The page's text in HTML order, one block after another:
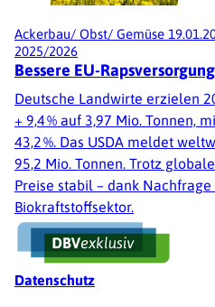
Ackerbau/ Obst/ Gemüse
2025/2026
Bessere EU-
Deutsche Landwirte erzielen
+ 9,4 % auf 3,97 Mio. Tonnen,
43,2 %. Das USDA meldet
95,2 Mio. Tonnen. Trotz
Preise stabil – dank Nachfrage
Biokraftstoffsektor.
Fußzeile
Datenschutz